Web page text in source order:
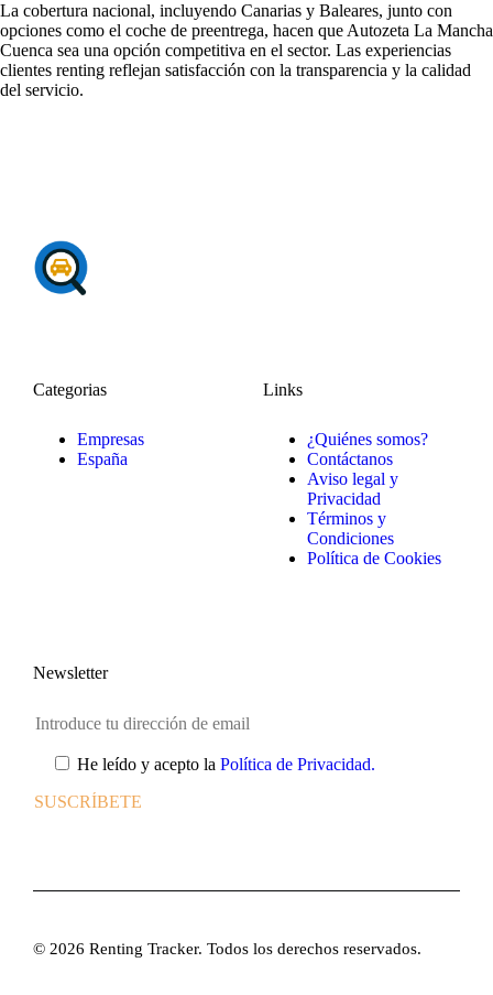
La cobertura nacional, incluyendo Canarias y Baleares, junto con
opciones como el coche de preentrega, hacen que Autozeta La Mancha
Cuenca sea una opción competitiva en el sector. Las experiencias
clientes renting reflejan satisfacción con la transparencia y la calidad
del servicio.
Categorias
Empresas
España
Links
¿Quiénes somos?
Contáctanos
Aviso legal y
Privacidad
Términos y
Condiciones
Política de Cookies
Newsletter
He leído y acepto la Política de Privacidad.
© 2026 Renting Tracker. Todos los derechos reservados.